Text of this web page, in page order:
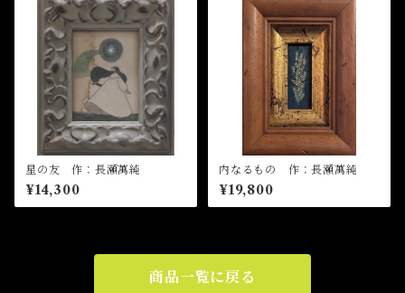
星の友 作：長瀬萬純
¥14,300
内なるもの 作：長瀬萬純
¥19,800
商品一覧に戻る